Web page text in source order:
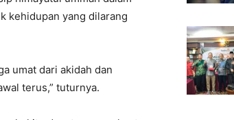
kehidupan yang dilarang
umat dari akidah dan
terus,” tuturnya.